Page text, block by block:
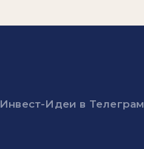
Инвест-Идеи в Телеграм